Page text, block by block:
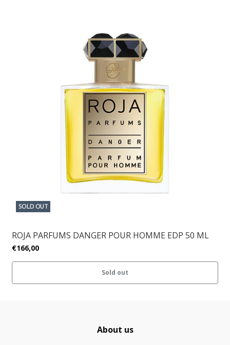
SOLD OUT
ROJA PARFUMS DANGER POUR HOMME EDP 50 ML
€166,00
Sold out
About us